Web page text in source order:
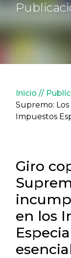
Inicio
Supremo:
Impuestos
Giro
en los